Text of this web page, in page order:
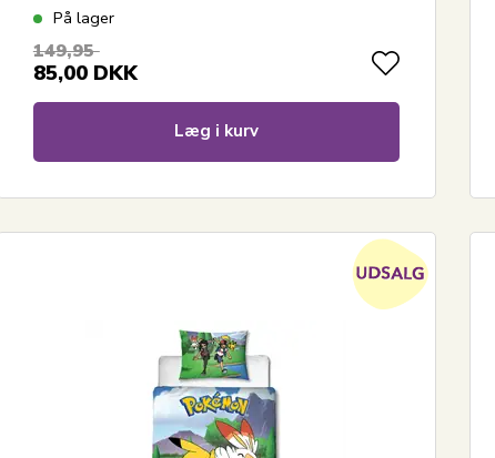
På lager
149,95
85,00 DKK
Læg i kurv